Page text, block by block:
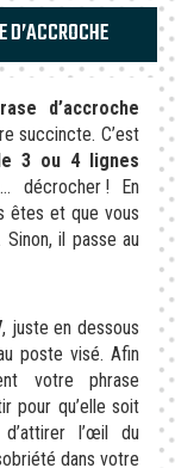
D’ACCROCHE
d’accroche
succincte. C’est
3 ou 4 lignes
décrocher ! En
êtes et que vous
il passe au
, juste en dessous
poste visé. Afin
votre phrase
pour qu’elle soit
l’œil du
dans votre